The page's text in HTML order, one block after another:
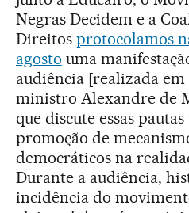
Negras Decidem e a
Direitos protocolamos
agosto uma
audiência [realizada em
ministro Alexandre de
que discute essas
promoção de
democráticos na
Durante a audiência,
incidência do